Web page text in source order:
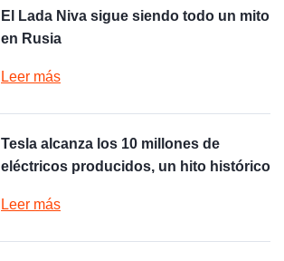
El Lada Niva sigue siendo todo un mito
en Rusia
Leer más
Tesla alcanza los 10 millones de
eléctricos producidos, un hito histórico
Leer más